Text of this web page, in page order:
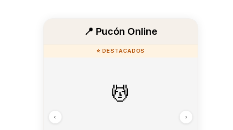
📍 Pucón Online
⭐ DESTACADOS